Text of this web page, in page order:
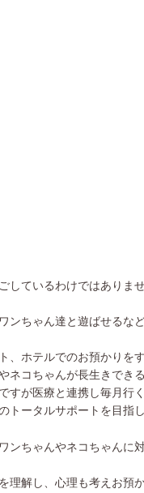
しているわけではありま
ンちゃん達と遊ばせるな
、ホテルでのお預かりを
ネコちゃんが長生きで
すが医療と連携し毎月行
トータルサポートを目指
ンちゃんやネコちゃんに
理解し、心理も考えお預